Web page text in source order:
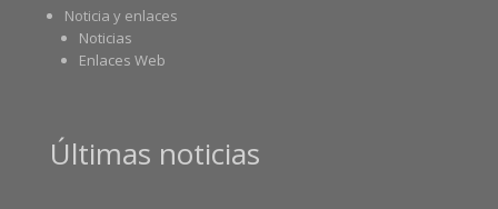
Noticia y enlaces
Noticias
Enlaces Web
Últimas noticias